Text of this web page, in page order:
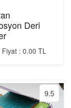
Deri
Fiyat : 0.00 TL
9.5